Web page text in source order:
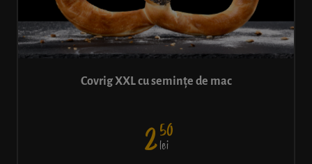
Covrig XXL cu semințe de mac
250
lei